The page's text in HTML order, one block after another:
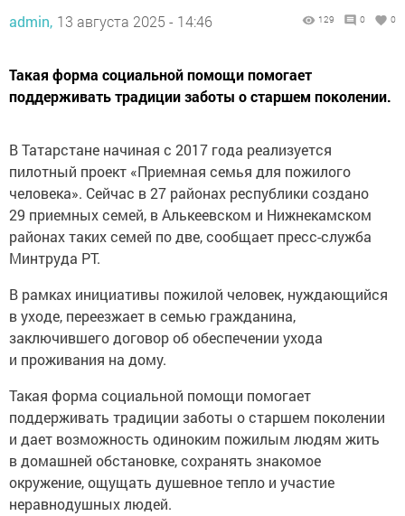
admin, 13 августа 2025 - 14:46 129 0 0
Такая форма социальной помощи помогает
поддерживать традиции заботы о старшем поколении.
В Татарстане начиная с 2017 года реализуется
пилотный проект «Приемная семья для пожилого
человека». Сейчас в 27 районах республики создано
29 приемных семей, в Алькеевском и Нижнекамском
районах таких семей по две, сообщает пресс-служба
Минтруда РТ.
В рамках инициативы пожилой человек, нуждающийся
в уходе, переезжает в семью гражданина,
заключившего договор об обеспечении ухода
и проживания на дому.
Такая форма социальной помощи помогает
поддерживать традиции заботы о старшем поколении
и дает возможность одиноким пожилым людям жить
в домашней обстановке, сохранять знакомое
окружение, ощущать душевное тепло и участие
неравнодушных людей.